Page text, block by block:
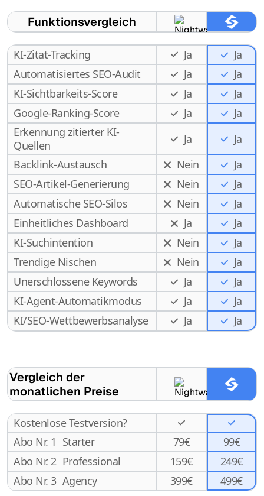
Funktionsvergleich
KI-Zitat-Tracking Ja
Ja
Automatisiertes SEO-Audit
Ja
Ja
KI-Sichtbarkeits-Score
Ja
Ja
Google-Ranking-Score
Ja
Ja
Erkennung zitierter KI-
Quellen
Ja
Ja
Backlink-Austausch
Nein
Ja
SEO-Artikel-Generierung
Nein
Ja
Automatische SEO-Silos
Nein
Ja
Einheitliches Dashboard
Ja
Ja
KI-Suchintention
Nein
Ja
Trendige Nischen
Nein
Ja
Unerschlossene Keywords
Ja
Ja
KI-Agent-Automatikmodus
Ja
Ja
KI/SEO-Wettbewerbsanalyse
Ja Ja
Vergleich der
monatlichen Preise
Kostenlose Testversion?
Abo Nr. 1 Starter 79€
99€
Abo Nr. 2 Professional 159€
249€
Abo Nr. 3 Agency 399€ 499€